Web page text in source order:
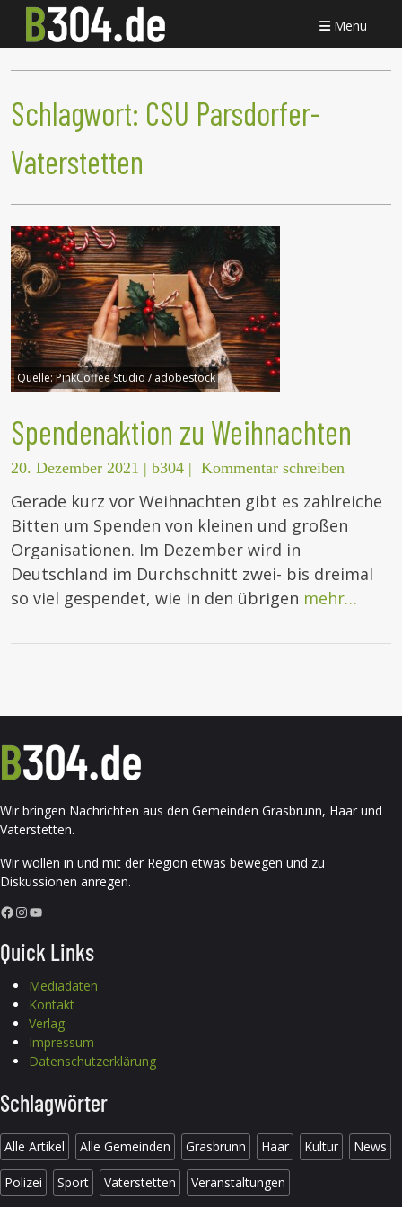
Menü
Schlagwort: CSU Parsdorfer-
Vaterstetten
Quelle:PinkCoffee Studio / adobestock
Spendenaktion zu Weihnachten
20. Dezember 2021 | b304 | Kommentar schreiben
Gerade kurz vor Weihnachten gibt es zahlreiche
Bitten um Spenden von kleinen und großen
Organisationen. Im Dezember wird in
Deutschland im Durchschnitt zwei- bis dreimal
so viel gespendet, wie in den übrigen mehr…
Wir bringen Nachrichten aus den Gemeinden Grasbrunn, Haar und
Vaterstetten.
Wir wollen in und mit der Region etwas bewegen und zu
Diskussionen anregen.
Facebook InstagramYouTube
Quick Links
Mediadaten
Kontakt
Verlag
Impressum
Datenschutzerklärung
Schlagwörter
Alle Artikel Alle Gemeinden Grasbrunn Haar Kultur News
Polizei Sport Vaterstetten Veranstaltungen